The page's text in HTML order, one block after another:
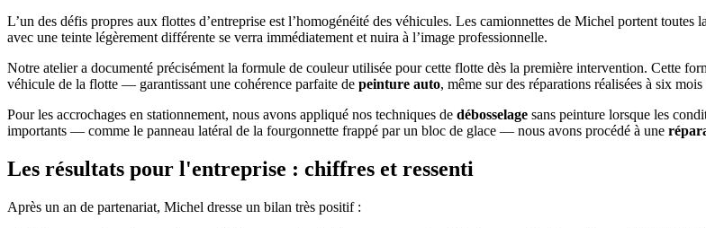
L’un des défis propres aux flottes d’entreprise est l’homogénéité des véhicules. Les camionnettes de Michel portent
avec une teinte légèrement différente se verra immédiatement et nuira à l’image professionnelle.
Notre atelier a documenté précisément la formule de couleur utilisée pour cette flotte dès la première intervention. Cette
véhicule de la flotte — garantissant une cohérence parfaite de peinture auto, même sur des réparations réalisées à six
Pour les accrochages en stationnement, nous avons appliqué nos techniques de débosselage sans peinture lorsque les
importants — comme le panneau latéral de la fourgonnette frappé par un bloc de glace — nous avons procédé à une
Les résultats pour l'entreprise : chiffres et ressenti
Après un an de partenariat, Michel dresse un bilan très positif :